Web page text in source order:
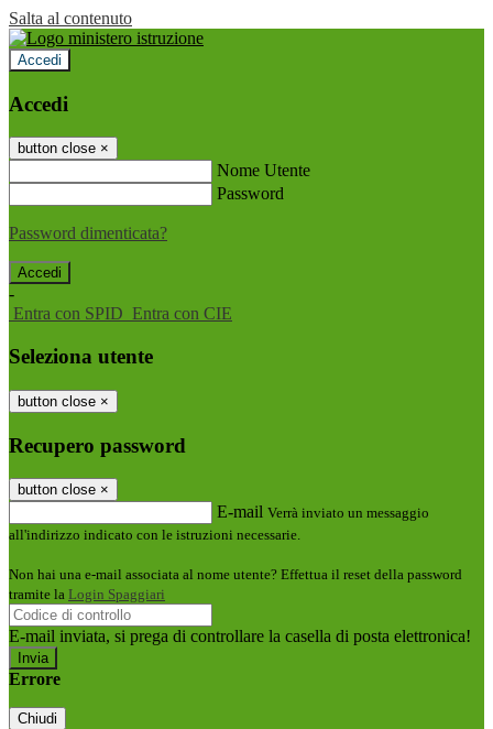
Salta al contenuto
Accedi
Accedi
button close ×
Nome Utente
Password
Password dimenticata?
-
Entra con SPID Entra con CIE
Seleziona utente
button close ×
Recupero password
button close ×
E-mail Verrà inviato un messaggio
all'indirizzo indicato con le istruzioni necessarie.
Non hai una e-mail associata al nome utente? Effettua il reset della password
tramite la Login Spaggiari
E-mail inviata, si prega di controllare la casella di posta elettronica!
Errore
Chiudi